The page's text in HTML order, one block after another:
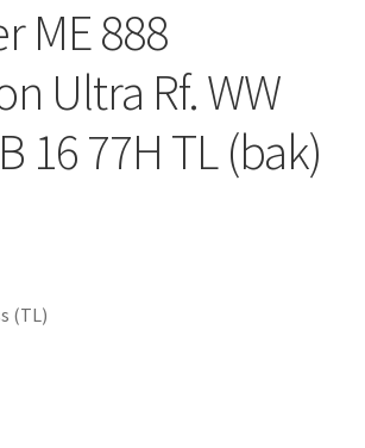
ME 888
Ultra Rf. WW
16 77H TL (bak)
(TL)